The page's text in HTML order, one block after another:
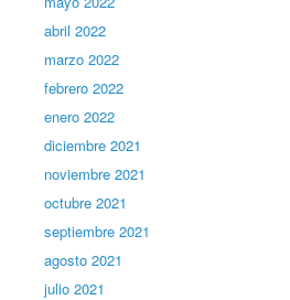
abril 2022
marzo 2022
febrero 2022
enero 2022
diciembre 2021
noviembre 2021
octubre 2021
septiembre 2021
agosto 2021
julio 2021